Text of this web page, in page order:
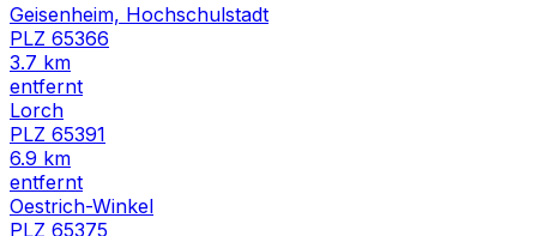
Geisenheim, Hochschulstadt
PLZ 65366
3.7 km
entfernt
Lorch
PLZ 65391
6.9 km
entfernt
Oestrich-Winkel
PLZ 65375